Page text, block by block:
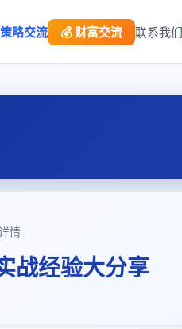
策略交流 💰 财富交流 联系我们
情
战经验大分享